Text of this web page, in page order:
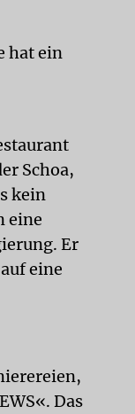
hat ein
Schoa,
kein
eine
Er
eine
Das